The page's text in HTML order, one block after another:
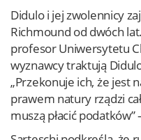
Didulo i jej zwolennicy
Richmound od dwóch
profesor Uniwersytetu
wyznawcy traktują
„Przekonuje ich, że jest
prawem natury rządzi
muszą płacić podatków”